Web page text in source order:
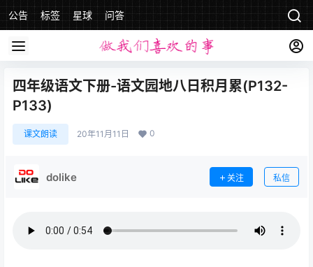
公告 标签 星球 问答
四年级语文下册-语文园地八日积月累(P132-
P133)
课文朗读 20年11月11日 0
dolike 关注 私信